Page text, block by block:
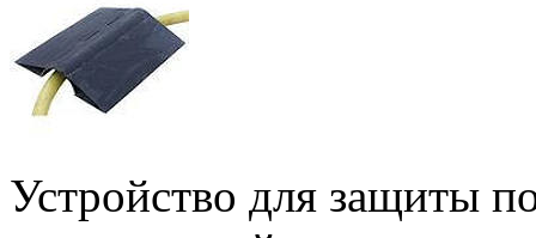
Устройство для защиты